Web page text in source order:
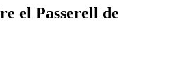
el Passerell de